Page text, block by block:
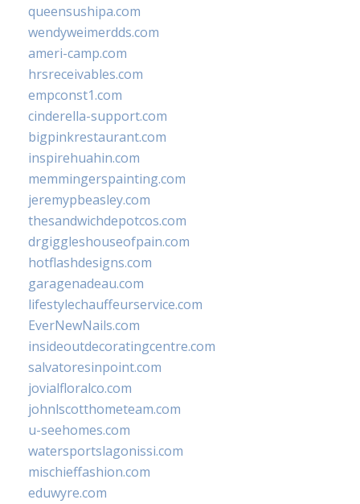
queensushipa.com
wendyweimerdds.com
ameri-camp.com
hrsreceivables.com
empconst1.com
cinderella-support.com
bigpinkrestaurant.com
inspirehuahin.com
memmingerspainting.com
jeremypbeasley.com
thesandwichdepotcos.com
drgiggleshouseofpain.com
hotflashdesigns.com
garagenadeau.com
lifestylechauffeurservice.com
EverNewNails.com
insideoutdecoratingcentre.com
salvatoresinpoint.com
jovialfloralco.com
johnlscotthometeam.com
u-seehomes.com
watersportslagonissi.com
mischieffashion.com
eduwyre.com